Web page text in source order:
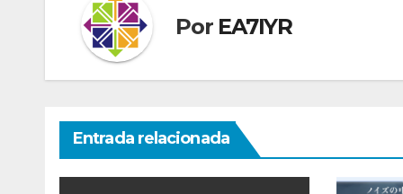
Por EA7IYR
Entrada relacionada